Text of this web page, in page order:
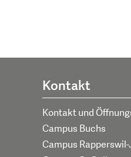
Kontakt
Kontakt und
Campus Buchs
Campus